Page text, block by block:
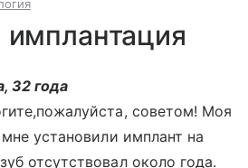
имплантация
32 года
советом! Моя
установили имплант на
отсутствовал около года.